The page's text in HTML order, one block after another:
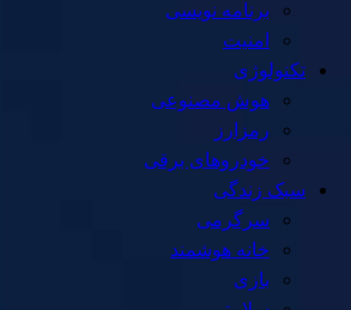
برنامه نویسی
امنیت
تکنولوژی
هوش مصنوعی
رمزارز
خودروهای برقی
سبک زندگی
سرگرمی
خانه هوشمند
بازی